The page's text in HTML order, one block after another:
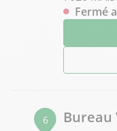
Fermé
6 Bureau